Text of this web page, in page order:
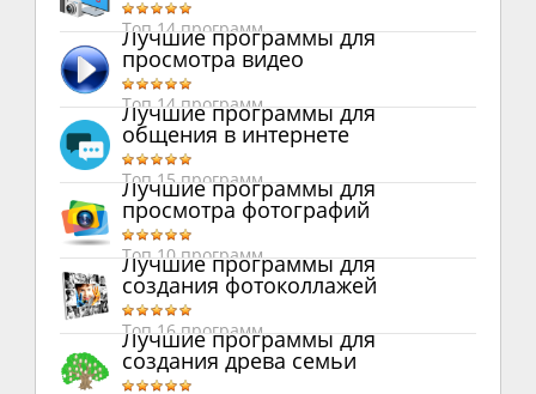
Топ 14 программ
Лучшие программы для
просмотра видео
Топ 14 программ
Лучшие программы для
общения в интернете
Топ 15 программ
Лучшие программы для
просмотра фотографий
Топ 10 программ
Лучшие программы для
создания фотоколлажей
Топ 16 программ
Лучшие программы для
создания древа семьи